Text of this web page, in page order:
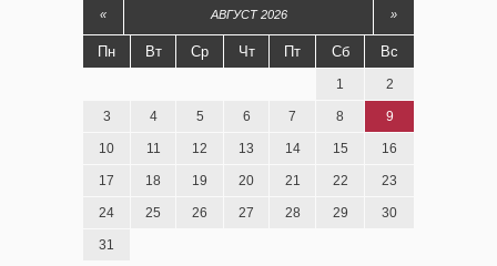
« АВГУСТ 2026 »
Пн Вт Ср Чт Пт Сб Вс
1 2
3 4 5 6 7 8 9
10 11 12 13 14 15 16
17 18 19 20 21 22 23
24 25 26 27 28 29 30
31